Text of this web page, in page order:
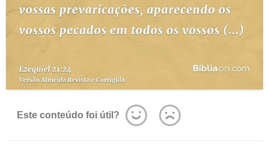
Este conteúdo foi útil?